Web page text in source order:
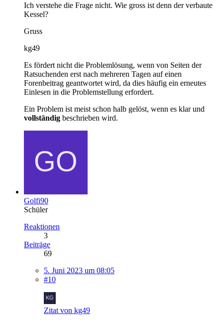
Ich verstehe die Frage nicht. Wie gross ist denn der verbaute
Kessel?
Gruss
kg49
Es fördert nicht die Problemlösung, wenn von Seiten der
Ratsuchenden erst nach mehreren Tagen auf einen
Forenbeitrag geantwortet wird, da dies häufig ein erneutes
Einlesen in die Problemstellung erfordert.
Ein Problem ist meist schon halb gelöst, wenn es klar und
vollständig beschrieben wird.
Golfi90
Schüler
Reaktionen
3
Beiträge
69
5. Juni 2023 um 08:05
#10
Zitat von kg49